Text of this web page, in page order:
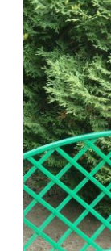
Ваше
Ваш